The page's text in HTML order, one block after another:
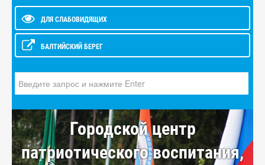
ДЛЯ СЛАБОВИДЯЩИХ
БАЛТИЙСКИЙ БЕРЕГ
Городской центр
патриотического воспитания,